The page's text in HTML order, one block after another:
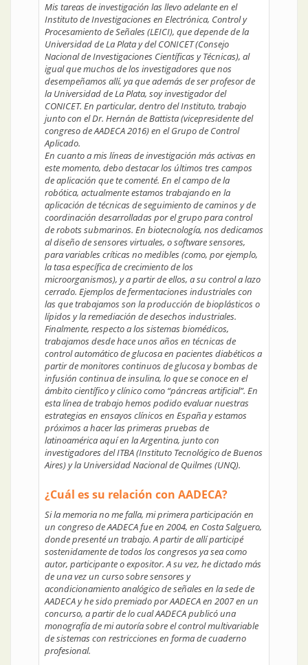
Mis tareas de investigación las llevo adelante en el
Instituto de Investigaciones en Electrónica, Control y
Procesamiento de Señales (LEICI), que depende de la
Universidad de La Plata y del CONICET (Consejo
Nacional de Investigaciones Científicas y Técnicas), al
igual que muchos de los investigadores que nos
desempeñamos allí, ya que además de ser profesor de
la Universidad de La Plata, soy investigador del
CONICET. En particular, dentro del Instituto, trabajo
junto con el Dr. Hernán de Battista (vicepresidente del
congreso de AADECA 2016) en el Grupo de Control
Aplicado.
En cuanto a mis líneas de investigación más activas en
este momento, debo destacar los últimos tres campos
de aplicación que te comenté. En el campo de la
robótica, actualmente estamos trabajando en la
aplicación de técnicas de seguimiento de caminos y de
coordinación desarrolladas por el grupo para control
de robots submarinos. En biotecnología, nos dedicamos
al diseño de sensores virtuales, o software sensores,
para variables críticas no medibles (como, por ejemplo,
la tasa específica de crecimiento de los
microorganismos), y a partir de ellos, a su control a lazo
cerrado. Ejemplos de fermentaciones industriales con
las que trabajamos son la producción de bioplásticos o
lípidos y la remediación de desechos industriales.
Finalmente, respecto a los sistemas biomédicos,
trabajamos desde hace unos años en técnicas de
control automático de glucosa en pacientes diabéticos a
partir de monitores continuos de glucosa y bombas de
infusión continua de insulina, lo que se conoce en el
ámbito científico y clínico como “páncreas artificial”. En
esta línea de trabajo hemos podido evaluar nuestras
estrategias en ensayos clínicos en España y estamos
próximos a hacer las primeras pruebas de
latinoamérica aquí en la Argentina, junto con
investigadores del ITBA (Instituto Tecnológico de Buenos
Aires) y la Universidad Nacional de Quilmes (UNQ).
¿Cuál es su relación con AADECA?
Si la memoria no me falla, mi primera participación en
un congreso de AADECA fue en 2004, en Costa Salguero,
donde presenté un trabajo. A partir de allí participé
sostenidamente de todos los congresos ya sea como
autor, participante o expositor. A su vez, he dictado más
de una vez un curso sobre sensores y
acondicionamiento analógico de señales en la sede de
AADECA y he sido premiado por AADECA en 2007 en un
concurso, a partir de lo cual AADECA publicó una
monografía de mi autoría sobre el control multivariable
de sistemas con restricciones en forma de cuaderno
profesional.